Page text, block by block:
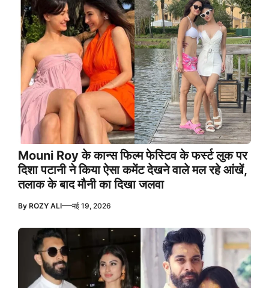
Mouni Roy के कान्स फिल्म फेस्टिव के फर्स्ट लुक पर
दिशा पटानी ने किया ऐसा कमेंट देखने वाले मल रहे आंखें,
तलाक के बाद मौनी का दिखा जलवा
By ROZY ALI—मई 19, 2026